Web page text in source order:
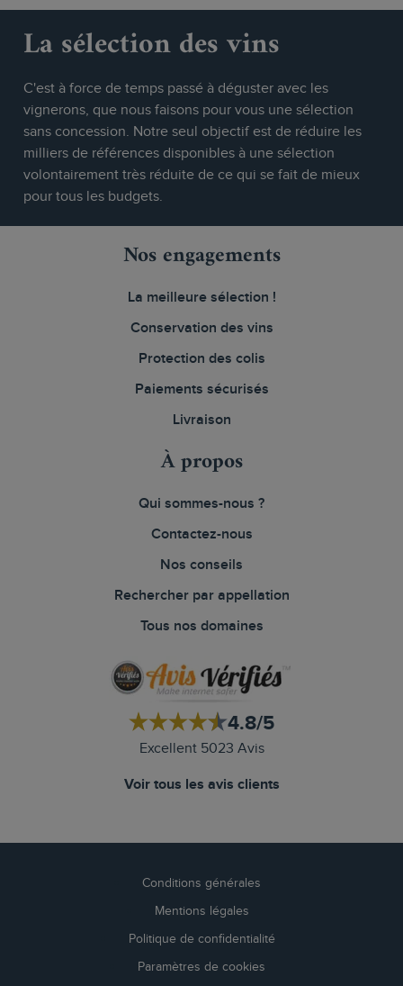
La sélection des vins
C'est à force de temps passé à déguster avec les
vignerons, que nous faisons pour vous une sélection
sans concession. Notre seul objectif est de réduire les
milliers de références disponibles à une sélection
volontairement très réduite de ce qui se fait de mieux
pour tous les budgets.
Nos engagements
La meilleure sélection !
Conservation des vins
Protection des colis
Paiements sécurisés
Livraison
À propos
Qui sommes-nous ?
Contactez-nous
Nos conseils
Rechercher par appellation
Tous nos domaines
4.8/5
Excellent 5023 Avis
Voir tous les avis clients
Conditions générales
Mentions légales
Politique de confidentialité
Paramètres de cookies